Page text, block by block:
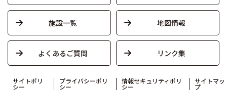
施設一覧 地図情報
よくあるご質問 リンク集
サイトポリ
シー
プライバシーポリ
シー
情報セキュリティポリ
シー
サイトマッ
プ